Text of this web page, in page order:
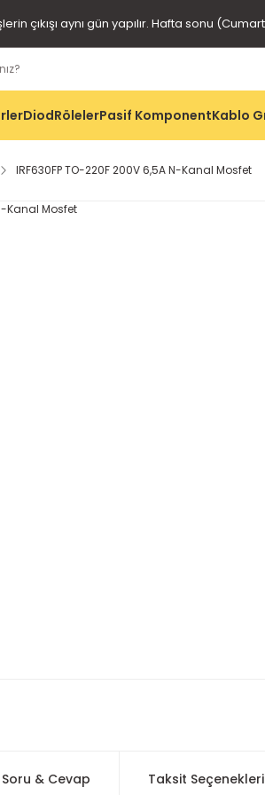
çıkışı aynı gün yapılır. Hafta sonu
DiodRölelerPasif KomponentKablo
IRF630FP TO-220F 200V 6,5A N-Kanal Mosfet
Soru & Cevap Taksit Seçenekleri